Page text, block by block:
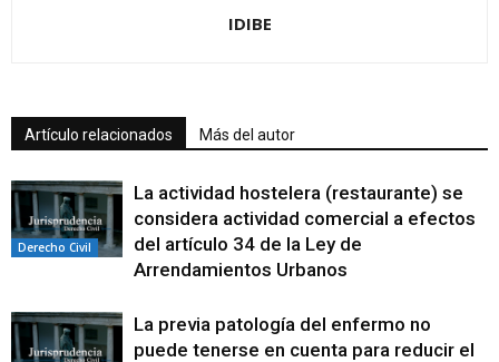
IDIBE
Artículo relacionados Más del autor
Derecho Civil
La actividad hostelera (restaurante) se
considera actividad comercial a efectos
del artículo 34 de la Ley de
Arrendamientos Urbanos
La previa patología del enfermo no
puede tenerse en cuenta para reducir el